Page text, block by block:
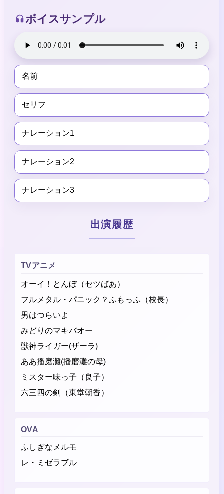
ボイスサンプル
名前
セリフ
ナレーション1
ナレーション2
ナレーション3
出演履歴
TVアニメ
オーイ！とんぼ（セツばあ）
フルメタル・パニック？ふもっふ（校長）
男はつらいよ
みどりのマキバオー
獣神ライガー(ザーラ)
ああ播磨灘(播磨灘の母)
ミスター味っ子（良子）
六三四の剣（東堂朝香）
OVA
ふしぎなメルモ
レ・ミゼラブル